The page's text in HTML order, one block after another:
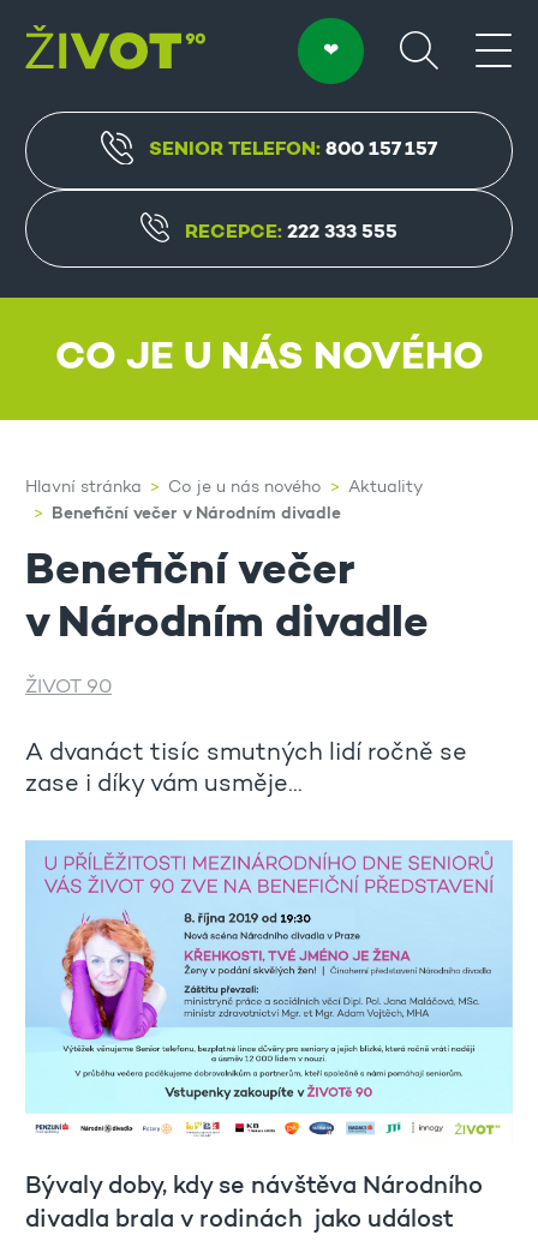
SENIOR TELEFON:800 157 157
RECEPCE:222 333 555
CO JE U NÁS NOVÉHO
Hlavní stránka Co je u nás nového Aktuality
Benefiční večer v Národním divadle
Benefiční večer
v Národním divadle
ŽIVOT 90
A dvanáct tisíc smutných lidí ročně se
zase i díky vám usměje...
Bývaly doby, kdy se návštěva Národního
divadla brala v rodinách jako událost